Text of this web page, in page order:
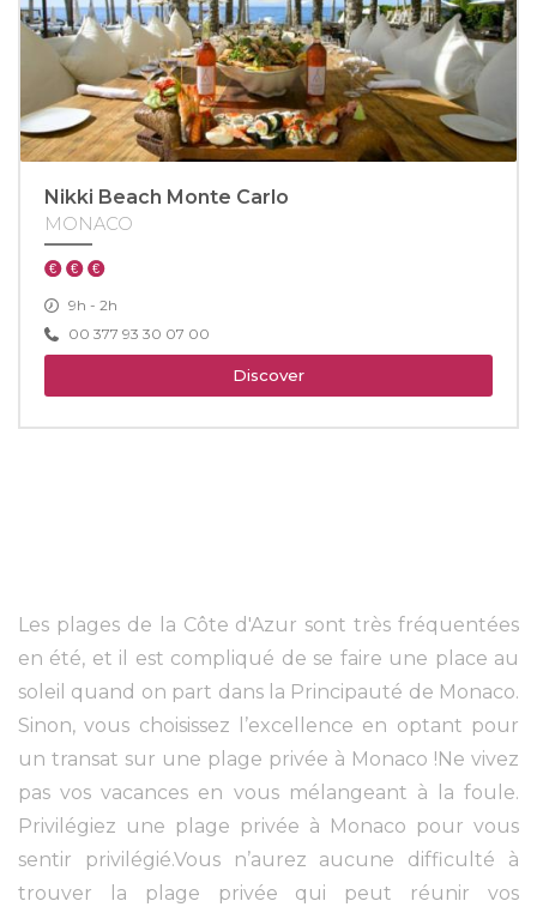
Nikki Beach Monte Carlo
MONACO
9h - 2h
00 377 93 30 07 00
Discover
Les plages de la Côte d'Azur sont très fréquentées
en été, et il est compliqué de se faire une place au
soleil quand on part dans la Principauté de Monaco.
Sinon, vous choisissez l’excellence en optant pour
un transat sur une plage privée à Monaco !Ne vivez
pas vos vacances en vous mélangeant à la foule.
Privilégiez une plage privée à Monaco pour vous
sentir privilégié.Vous n’aurez aucune difficulté à
trouver la plage privée qui peut réunir vos